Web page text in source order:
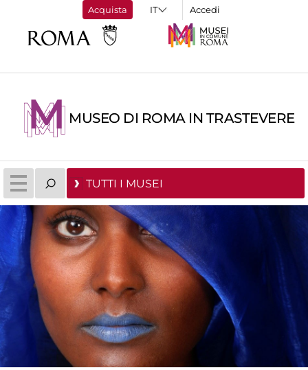
Acquista Accedi
MUSEO DI ROMA IN TRASTEVERE
TUTTI I MUSEI